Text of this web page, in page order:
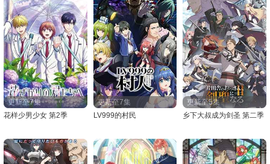
更新至7集
花样少男少女 第2季
更新至7集
LV999的村民
更新至5集
乡下大叔成为剑圣 第二季